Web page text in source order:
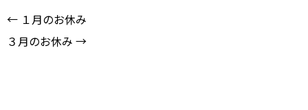
← １月のお休み
３月のお休み →